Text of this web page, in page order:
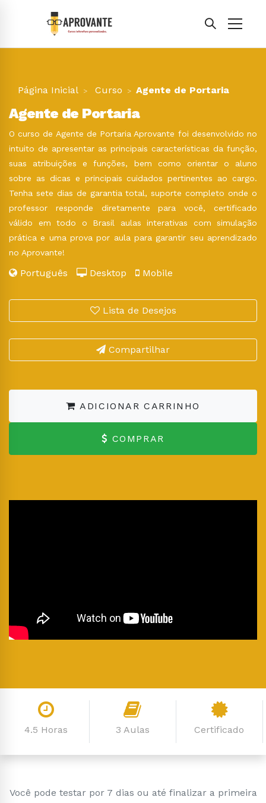
Página Inicial Curso Agente de Portaria
Agente de Portaria
O curso de Agente de Portaria Aprovante foi desenvolvido no
intuito de apresentar as principais características da função,
suas atribuições e funções, bem como orientar o aluno
sobre as dicas e principais cuidados pertinentes ao cargo.
Tenha sete dias de garantia total, suporte completo onde o
professor responde diretamente para você, certificado
válido em todo o Brasil aulas interativas com simulação
prática e uma prova por aula para garantir seu aprendizado
no Aprovante!
Português Desktop Mobile
Lista de Desejos
Compartilhar
ADICIONAR CARRINHO
COMPRAR
4.5 Horas 3 Aulas Certificado
Você pode testar por 7 dias ou até finalizar a primeira